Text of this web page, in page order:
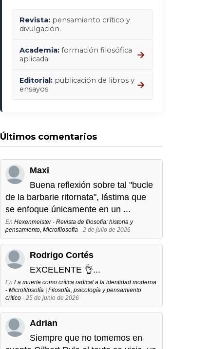
Revista: pensamiento crítico y
divulgación.
Academia: formación filosófica
aplicada.
→
Editorial: publicación de libros y
ensayos.
→
Últimos comentarios
Maxi
Buena reflexión sobre tal "bucle
de la barbarie ritornata", lástima que
se enfoque únicamente en un ...
En Hexenmeister - Revista de filosofía: historia y
pensamiento, Microfilosofía - 2 de julio de 2026
Rodrigo Cortés
EXCELENTE 👌...
En La muerte como crítica radical a la identidad moderna
- Microfilosofía | Filosofía, psicología y pensamiento
crítico - 25 de junio de 2026
Adrian
Siempre que no tomemos en